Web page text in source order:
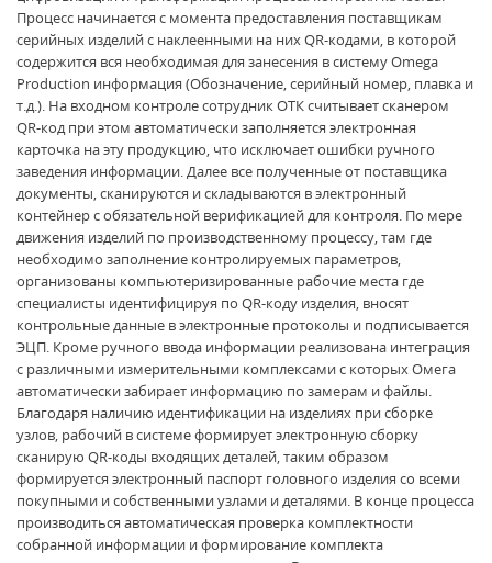
Процесс начинается с момента предоставления поставщикам
серийных изделий с наклеенными на них QR-кодами, в которой
содержится вся необходимая для занесения в систему Omega
Production информация (Обозначение, серийный номер, плавка и
т.д.). На входном контроле сотрудник ОТК считывает сканером
QR-код при этом автоматически заполняется электронная
карточка на эту продукцию, что исключает ошибки ручного
заведения информации. Далее все полученные от поставщика
документы, сканируются и складываются в электронный
контейнер с обязательной верификацией для контроля. По мере
движения изделий по производственному процессу, там где
необходимо заполнение контролируемых параметров,
организованы компьютеризированные рабочие места где
специалисты идентифицируя по QR-коду изделия, вносят
контрольные данные в электронные протоколы и подписывается
ЭЦП. Кроме ручного ввода информации реализована интеграция
с различными измерительными комплексами с которых Омега
автоматически забирает информацию по замерам и файлы.
Благодаря наличию идентификации на изделиях при сборке
узлов, рабочий в системе формирует электронную сборку
сканирую QR-коды входящих деталей, таким образом
формируется электронный паспорт головного изделия со всеми
покупными и собственными узлами и деталями. В конце процесса
производиться автоматическая проверка комплектности
собранной информации и формирование комплекта